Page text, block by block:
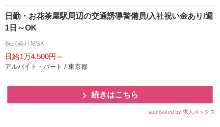
日勤・お花茶屋駅周辺の交通誘導警備員/入社祝い金あり/週
1日～OK
株式会社MSK
日給1万4,500円～
アルバイト・パート / 東京都
続きはこちら
sponsored by 求人ボックス